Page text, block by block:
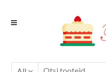
Skip
Skip